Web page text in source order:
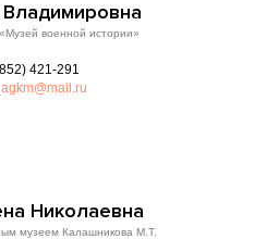
военной истории»
421-291
Николаевна
музеем Калашникова М.Т.